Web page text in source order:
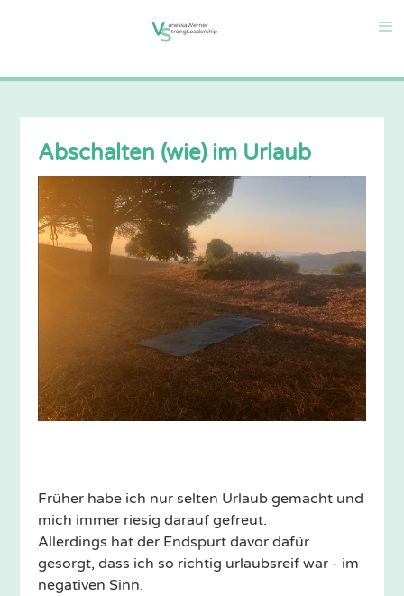
Abschalten (wie) im Urlaub
Früher habe ich nur selten Urlaub gemacht und
mich immer riesig darauf gefreut.
Allerdings hat der Endspurt davor dafür
gesorgt, dass ich so richtig urlaubsreif war - im
negativen Sinn.